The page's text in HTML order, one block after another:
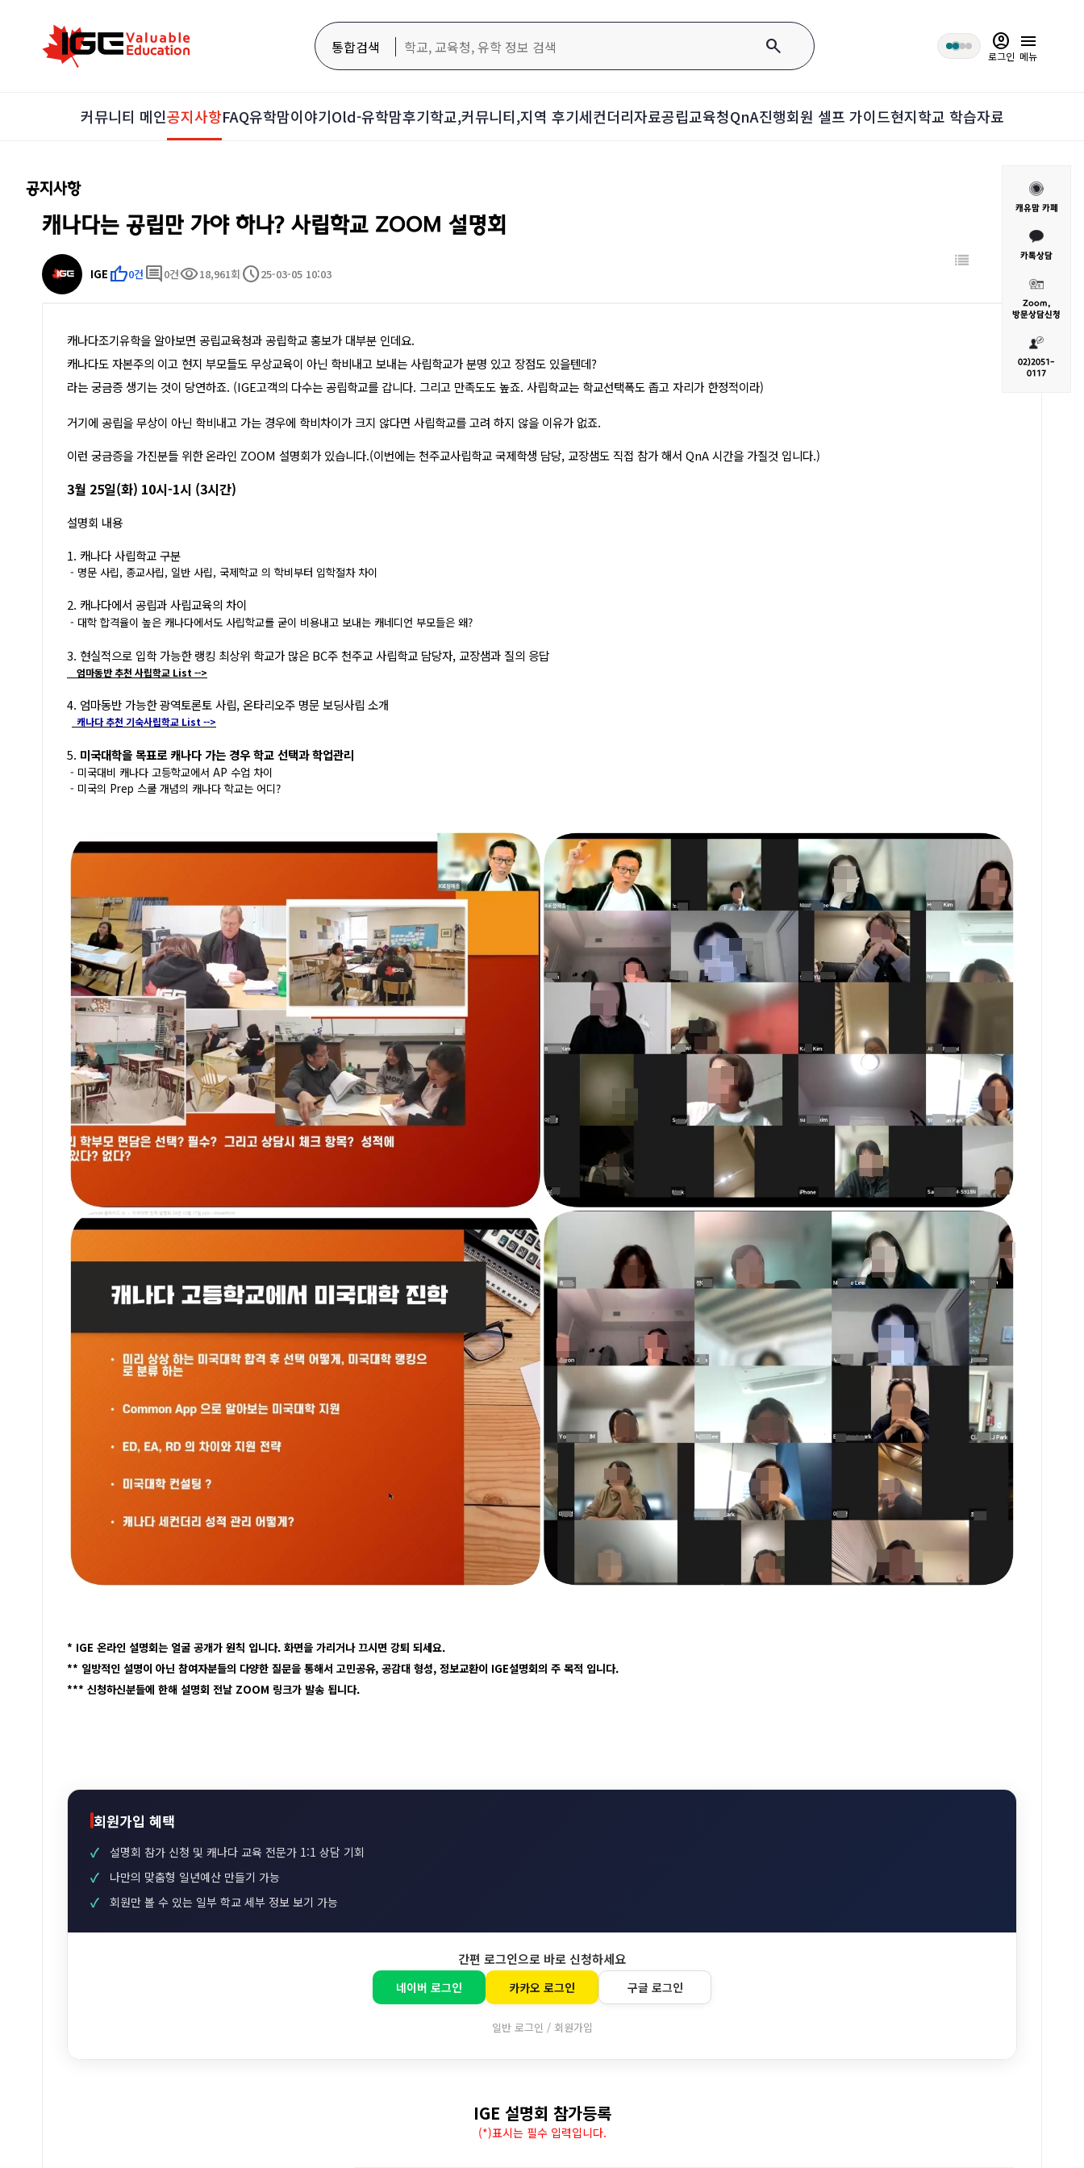
통합검색 search account_circle
로그인
menu
메뉴
커뮤니티 메인공지사항FAQ유학맘이야기Old-유학맘후기학교,커뮤니티,지역 후기세컨더리자료공립교육청QnA진행회원 셀프 가이드현지학교 학습자료
공지사항
캐나다는 공립만 가야 하나? 사립학교 ZOOM 설명회
IGE thumb_up0건 comment 0건visibility18,961회 schedule25-03-05 10:03
캐나다조기유학을 알아보면 공립교육청과 공립학교 홍보가 대부분 인데요.
캐나다도 자본주의 이고 현지 부모들도 무상교육이 아닌 학비내고 보내는 사립학교가 분명 있고 장점도 있을텐데?
라는 궁금증 생기는 것이 당연하죠. (IGE고객의 다수는 공립학교를 갑니다. 그리고 만족도도 높죠. 사립학교는 학교선택폭도 좁고 자리가 한정적이라)
거기에 공립을 무상이 아닌 학비내고 가는 경우에 학비차이가 크지 않다면 사립학교를 고려 하지 않을 이유가 없죠.
이런 궁금증을 가진분들 위한 온라인 ZOOM 설명회가 있습니다.(이번에는 천주교사립학교 국제학생 담당, 교장샘도 직접 참가 해서 QnA 시간을 가질것 입니다.)
3월 25일(화) 10시-1시 (3시간)
설명회 내용
1. 캐나다 사립학교 구분
- 명문 사립, 종교사립, 일반 사립, 국제학교 의 학비부터 입학절차 차이
2. 캐나다에서 공립과 사립교육의 차이
- 대학 합격율이 높은 캐나다에서도 사립학교를 굳이 비용내고 보내는 캐네디언 부모들은 왜?
3. 현실적으로 입학 가능한 랭킹 최상위 학교가 많은 BC주 천주교 사립학교 담당자, 교장샘과 질의 응답
엄마동반 추천 사립학교 List -->
4. 엄마동반 가능한 광역토론토 사립, 온타리오주 명문 보딩사립 소개
캐나다 추천 기숙사립학교 List -->
5. 미국대학을 목표로 캐나다 가는 경우 학교 선택과 학업관리
- 미국대비 캐나다 고등학교에서 AP 수업 차이
- 미국의 Prep 스쿨 개념의 캐나다 학교는 어디?
* IGE 온라인 설명회는 얼굴 공개가 원칙 입니다. 화면을 가리거나 끄시면 강퇴 되세요.
** 일방적인 설명이 아닌 참여자분들의 다양한 질문을 통해서 고민공유, 공감대 형성, 정보교환이 IGE설명회의 주 목적 입니다.
*** 신청하신분들에 한해 설명회 전날 ZOOM 링크가 발송 됩니다.
회원가입 혜택
설명회 참가 신청 및 캐나다 교육 전문가 1:1 상담 기회
나만의 맞춤형 일년예산 만들기 가능
회원만 볼 수 있는 일부 학교 세부 정보 보기 가능
간편 로그인으로 바로 신청하세요
네이버 로그인 카카오 로그인 구글 로그인
일반 로그인 / 회원가입
IGE 설명회 참가등록
(*)표시는 필수 입력입니다.
캐유맘 카페
카톡상담
Zoom,
방문상담신청
02)2051-
0117